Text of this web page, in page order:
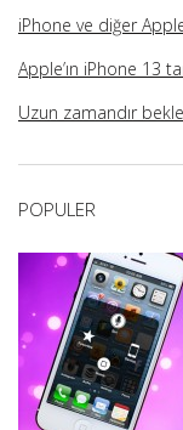
iPhone ve diğer
Apple’ın iPhone 13
Uzun zamandır
POPULER